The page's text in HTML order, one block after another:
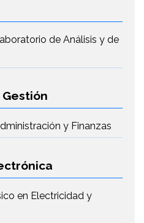
de Análisis y de
y Finanzas
en Electricidad y